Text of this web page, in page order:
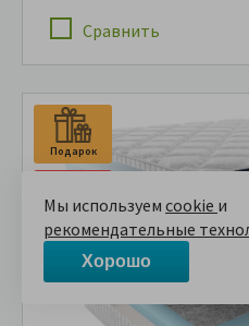
Сравнить
Подарок
Мы используем cookie и
рекомендательные
Хорошо